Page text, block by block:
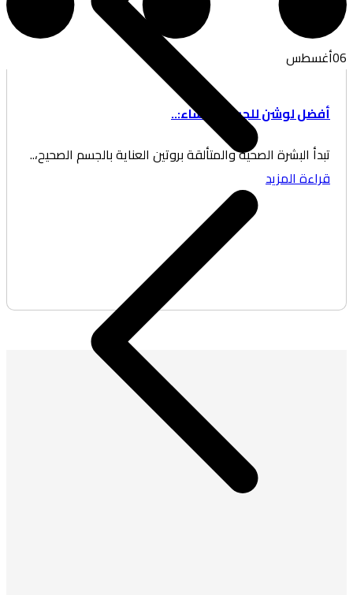
لوشن للجسم للنساء:..
البشرة الصحية والمتألقة بروتين العناية بالجسم الصحيح،..
المزيد